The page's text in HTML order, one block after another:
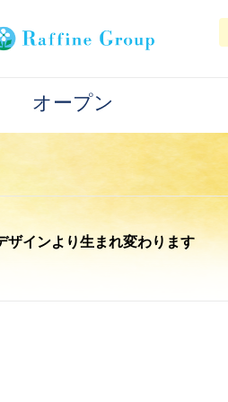
オープン
ザインより生まれ変わります